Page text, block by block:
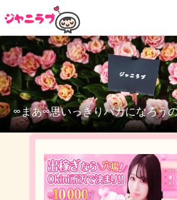
∞まあ∞思いっきりバカになろう